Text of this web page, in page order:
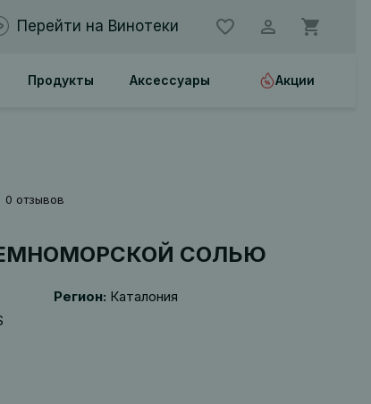
Перейти на Винотеки
Продукты Аксессуары Акции
0 отзывов
СОЛЬЮ
Регион: Каталония